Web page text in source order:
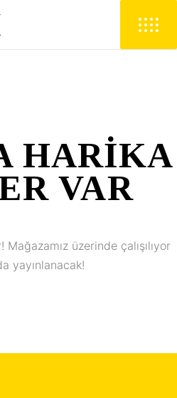
HARIKA
VAR
üzerinde çalışılıyor
yayınlanacak!